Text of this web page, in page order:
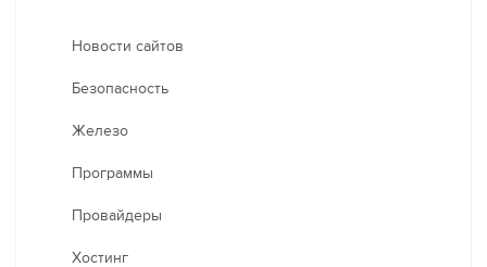
Новости сайтов
Безопасность
Железо
Программы
Провайдеры
Хостинг